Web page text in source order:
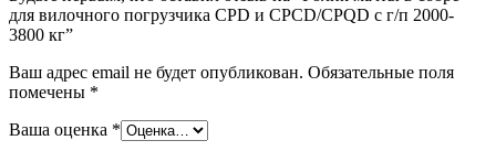
для вилочного погрузчика CPD и CPCD/CPQD с г/п 2000-
3800 кг”
Ваш адрес email не будет опубликован. Обязательные поля
помечены *
Ваша оценка *